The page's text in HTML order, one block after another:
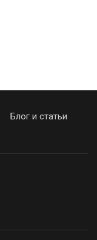
Блог и статьи